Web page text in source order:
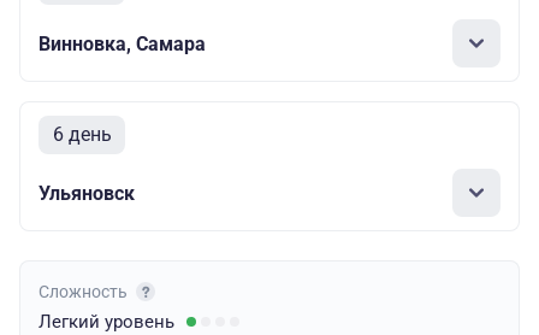
Винновка, Самара
6 день
Ульяновск
Сложность
Легкий уровень